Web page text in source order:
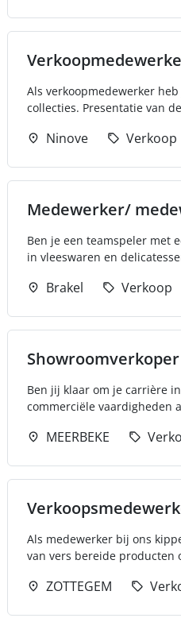
Als verkoopmedewerker
collecties. Presentatie van
Ninove Verkoop
Medewerker/
Ben je een teamspeler met
in vleeswaren en
Brakel Verkoop
Showroomverkoper
Ben jij klaar om je carrière
commerciële vaardigheden
MEERBEKE
Als medewerker bij ons
van vers bereide producten
ZOTTEGEM